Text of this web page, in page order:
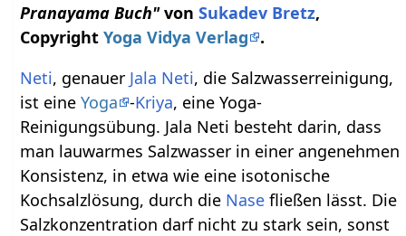
Pranayama Buch"vonSukadev Bretz,
CopyrightYoga Vidya Verlag
.
Neti, genauer Jala Neti, die Salzwasserreinigung,
ist eineYoga -Kriya, eine Yoga-
Reinigungsübung. Jala Neti besteht darin, dass
man lauwarmes Salzwasser in einer angenehmen
Konsistenz, in etwa wie eine isotonische
Kochsalzlösung, durch die Nase fließen lässt. Die
Salzkonzentration darf nicht zu stark sein, sonst